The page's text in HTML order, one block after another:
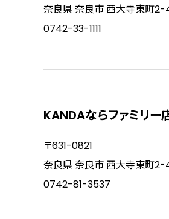
奈良県 奈良市 西大寺東町2-
0742-33-1111
KANDAならファミリー
〒631-0821
奈良県 奈良市 西大寺東町
0742-81-3537